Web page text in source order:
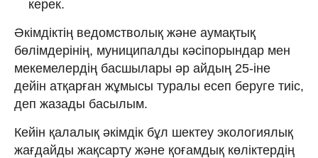
керек.
Әкімдіктің ведомстволық және аумақтық
бөлімдерінің, муниципалды кәсіпорындар мен
мекемелердің басшылары әр айдың 25-іне
дейін атқарған жұмысы туралы есеп беруге тиіс,
деп жазады басылым.
Кейін қалалық әкімдік бұл шектеу экологиялық
жағдайды жақсарту және қоғамдық көліктердің